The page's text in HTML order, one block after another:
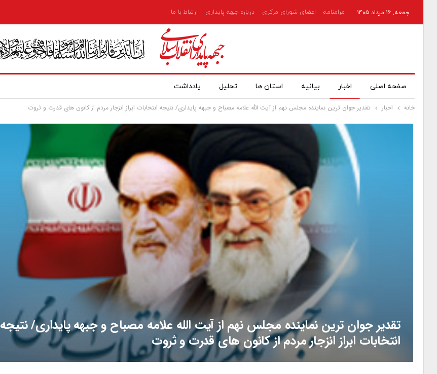
جمعه, ۱۶ مرداد ۱۴۰۵ مرامنامه اعضای شورای مرکزی درباره جبهه پایداری ارتباط با ما
صفحه اصلی اخبار بیانیه استان ها تحلیل یادداشت
خانه اخبار تقدیر جوان ترین نماینده مجلس نهم از آیت الله علامه مصباح و جبهه پایداری/ نتیجه انتخابات ابراز انزجار مردم از کانون های قدرت و ثروت
تقدیر جوان ترین نماینده مجلس نهم از آیت الله علامه مصباح و جبهه پایداری/ نتیجه
انتخابات ابراز انزجار مردم از کانون های قدرت و ثروت